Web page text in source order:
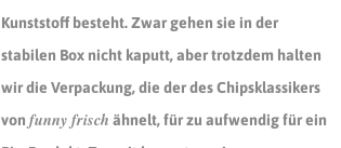
Kunststoff besteht. Zwar gehen sie in der
stabilen Box nicht kaputt, aber trotzdem halten
wir die Verpackung, die der des Chipsklassikers
von funny frisch ähnelt, für zu aufwendig für ein